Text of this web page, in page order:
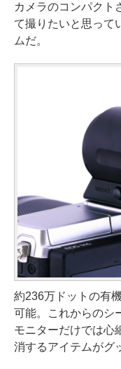
カメラのコンパクト
て撮りたいと思って
ムだ。
約236万ドットの有
可能。これからのシ
モニターだけでは心
消するアイテムがグ